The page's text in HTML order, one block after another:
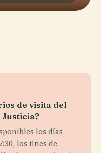
de visita del
los días
los fines de